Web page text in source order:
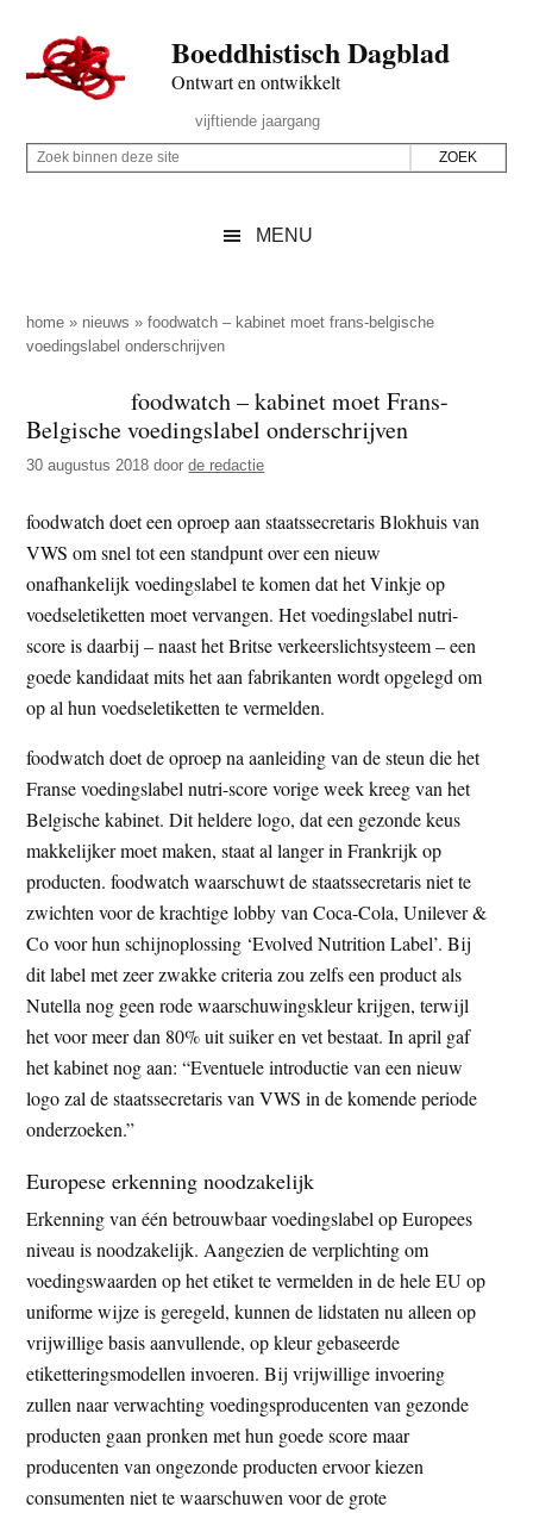
naar
de
inhoud
secondary
naar
de
sidebar
naar
de
Boeddhistisch Dagblad
Ontwart en ontwikkelt
Rechts
vijftiende jaargang
Z
p
d
z
e
i
t
e
Z
i
n
n
d
z
e
s
i
t
e
MENU
home » nieuws »foodwatch – kabinet moet frans-belgische
voedingslabel onderschrijven
foodwatch – kabinet moet Frans-
Belgische voedingslabel onderschrijven
30 augustus 2018 doorde redactie
foodwatch doet een oproep aan staatssecretaris Blokhuis van
VWS om snel tot een standpunt over een nieuw
onafhankelijk voedingslabel te komen dat het Vinkje op
voedseletiketten moet vervangen. Het voedingslabel nutri-
score is daarbij – naast het Britse verkeerslichtsysteem – een
goede kandidaat mits het aan fabrikanten wordt opgelegd om
op al hun voedseletiketten te vermelden.
foodwatch doet de oproep na aanleiding van de steun die het
Franse voedingslabel nutri-score vorige week kreeg van het
Belgische kabinet. Dit heldere logo, dat een gezonde keus
makkelijker moet maken, staat al langer in Frankrijk op
producten. foodwatch waarschuwt de staatssecretaris niet te
zwichten voor de krachtige lobby van Coca-Cola, Unilever &
Co voor hun schijnoplossing ‘Evolved Nutrition Label’. Bij
dit label met zeer zwakke criteria zou zelfs een product als
Nutella nog geen rode waarschuwingskleur krijgen, terwijl
het voor meer dan 80% uit suiker en vet bestaat. In april gaf
het kabinet nog aan: “Eventuele introductie van een nieuw
logo zal de staatssecretaris van VWS in de komende periode
onderzoeken.”
Europese erkenning noodzakelijk
Erkenning van één betrouwbaar voedingslabel op Europees
niveau is noodzakelijk. Aangezien de verplichting om
voedingswaarden op het etiket te vermelden in de hele EU op
uniforme wijze is geregeld, kunnen de lidstaten nu alleen op
vrijwillige basis aanvullende, op kleur gebaseerde
etiketteringsmodellen invoeren. Bij vrijwillige invoering
zullen naar verwachting voedingsproducenten van gezonde
producten gaan pronken met hun goede score maar
producenten van ongezonde producten ervoor kiezen
consumenten niet te waarschuwen voor de grote